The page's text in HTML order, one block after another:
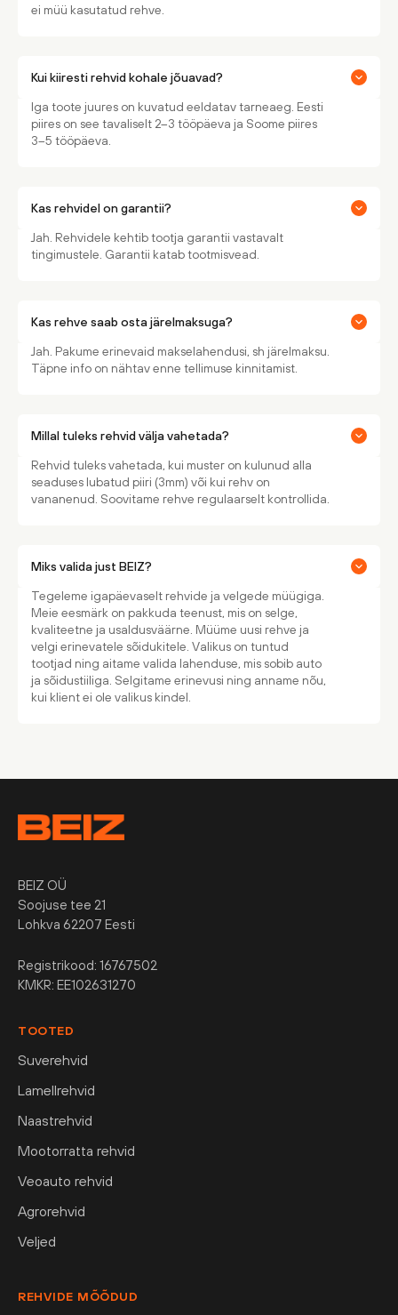
ei müü kasutatud rehve.
Kui kiiresti rehvid kohale jõuavad?
Iga toote juures on kuvatud eeldatav tarneaeg. Eesti
piires on see tavaliselt 2–3 tööpäeva ja Soome piires
3–5 tööpäeva.
Kas rehvidel on garantii?
Jah. Rehvidele kehtib tootja garantii vastavalt
tingimustele. Garantii katab tootmisvead.
Kas rehve saab osta järelmaksuga?
Jah. Pakume erinevaid makselahendusi, sh järelmaksu.
Täpne info on nähtav enne tellimuse kinnitamist.
Millal tuleks rehvid välja vahetada?
Rehvid tuleks vahetada, kui muster on kulunud alla
seaduses lubatud piiri (3mm) või kui rehv on
vananenud. Soovitame rehve regulaarselt kontrollida.
Miks valida just BEIZ?
Tegeleme igapäevaselt rehvide ja velgede müügiga.
Meie eesmärk on pakkuda teenust, mis on selge,
kvaliteetne ja usaldusväärne. Müüme uusi rehve ja
velgi erinevatele sõidukitele. Valikus on tuntud
tootjad ning aitame valida lahenduse, mis sobib auto
ja sõidustiiliga. Selgitame erinevusi ning anname nõu,
kui klient ei ole valikus kindel.
BEIZ OÜ
Soojuse tee 21
Lohkva 62207 Eesti
Registrikood: 16767502
KMKR: EE102631270
TOOTED
Suverehvid
Lamellrehvid
Naastrehvid
Mootorratta rehvid
Veoauto rehvid
Agrorehvid
Veljed
REHVIDE MÕÕDUD